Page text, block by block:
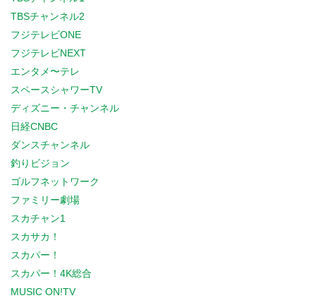
TBSチャンネル2
フジテレビONE
フジテレビNEXT
エンタメ〜テレ
スペースシャワーTV
ディズニー・チャンネル
日経CNBC
ダンスチャンネル
釣りビジョン
ゴルフネットワーク
ファミリー劇場
スカチャン1
スカサカ！
スカパー！
スカパー！4K総合
MUSIC ON!TV